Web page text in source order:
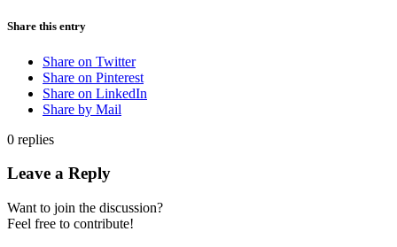
Share this entry
Share on Twitter
Share on Pinterest
Share on LinkedIn
Share by Mail
0 replies
Leave a Reply
Want to join the discussion?
Feel free to contribute!